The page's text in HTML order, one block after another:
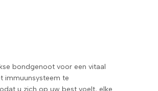
bondgenoot voor een vitaal
immuunsysteem te
u zich op uw best voelt, elke